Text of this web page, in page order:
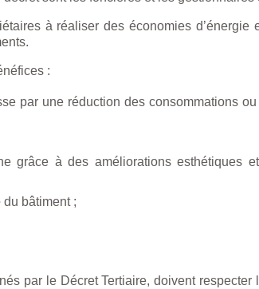
à réaliser des économies d’énergie
:
par une réduction des consommations
grâce à des améliorations esthétiques
du bâtiment ;
par le Décret Tertiaire, doivent